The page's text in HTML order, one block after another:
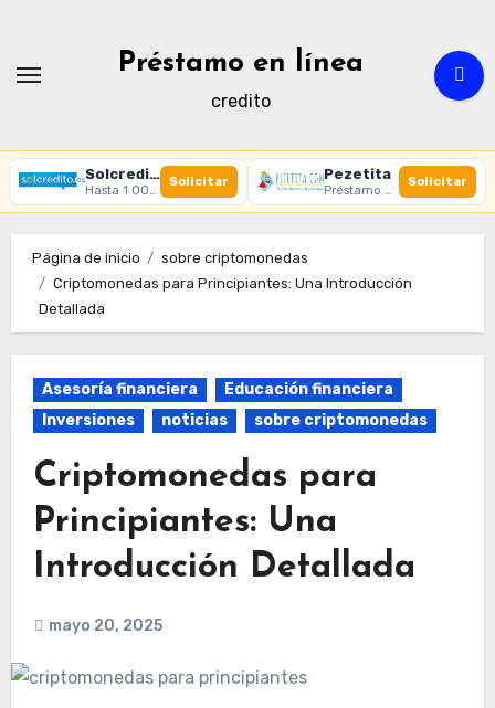
contenido
Préstamo en línea
credito
Solcredito
Hasta 1 000 € · 30 días · 100% online
Solicitar Pezetita
Préstamo online · Aprobación rápida
Solicitar
Página de inicio
sobre criptomonedas
Criptomonedas para Principiantes: Una Introducción
Detallada
Asesoría financiera
Educación financiera
Inversiones
noticias sobre criptomonedas
Criptomonedas para
Principiantes: Una
Introducción Detallada
mayo 20, 2025